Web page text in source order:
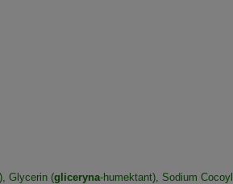
), Glycerin (gliceryna-humektant), Sodium